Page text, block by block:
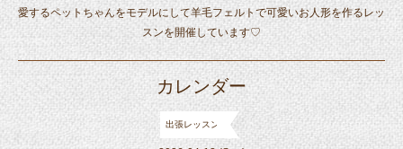
愛するペットちゃんをモデルにして羊毛フェルトで可愛いお人形を作るレッ
スンを開催しています♡
カレンダー
出張レッスン